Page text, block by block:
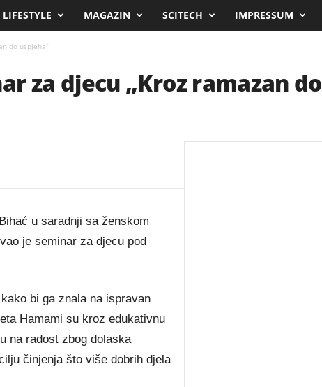
LIFESTYLE MAGAZIN SCITECH IMPRESSUM
do uspjeha“
za djecu „Kroz ramazan do
u saradnji sa ženskom
je seminar za djecu pod
bi ga znala na ispravan
Hamami su kroz edukativnu
na radost zbog dolaska
činjenja što više dobrih djela